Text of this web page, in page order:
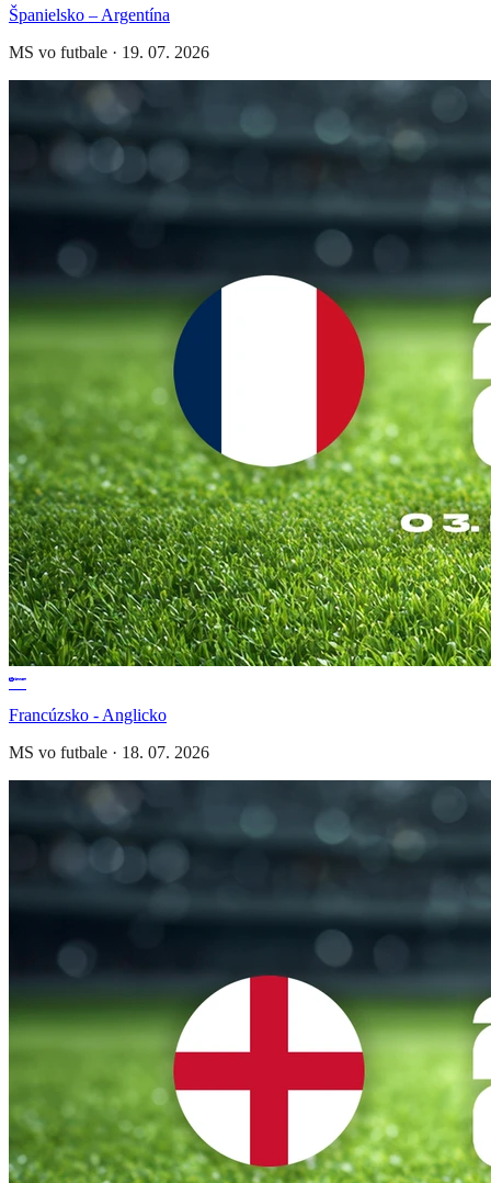
Španielsko – Argentína
MS vo futbale · 19. 07. 2026
Francúzsko - Anglicko
MS vo futbale · 18. 07. 2026